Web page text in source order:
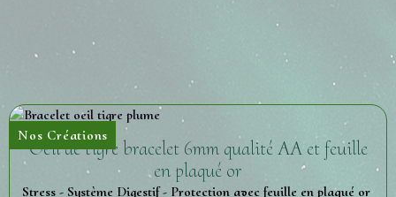
Nos Créations
Oeil de tigre bracelet 6mm qualité AA et feuille
en plaqué or
Stress - Système Digestif - Protection avec feuille en plaqué or